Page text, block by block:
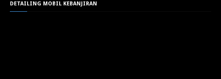
DETAILING MOBIL KEBANJIRAN